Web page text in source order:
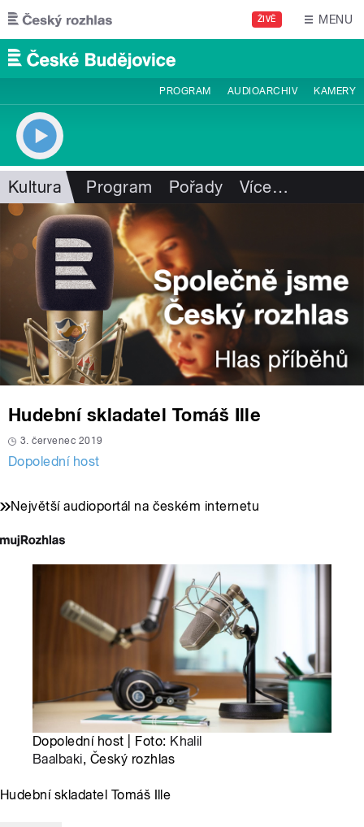
Přejít k hlavnímu obsahu
ŽIVĚ MENU
PROGRAM AUDIOARCHIV KAMERY
Kultura Program Pořady Více…
Hudební skladatel Tomáš Ille
3. červenec 2019
Dopolední host
Největší audioportál na českém internetu
Dopolední host | Foto: Khalil
Baalbaki, Český rozhlas
Hudební skladatel Tomáš Ille